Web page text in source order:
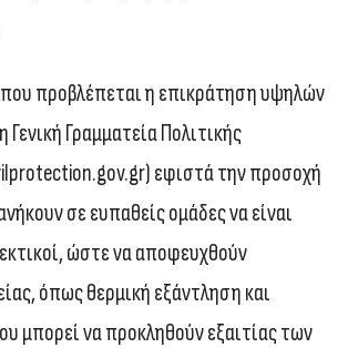
προβλέπεται η επικράτηση υψηλών
Γραμματεία Πολιτικής
εφιστά την προσοχή
σε ευπαθείς ομάδες να είναι
ώστε να αποφευχθούν
όπως θερμική εξάντληση και
μπορεί να προκληθούν εξαιτίας των